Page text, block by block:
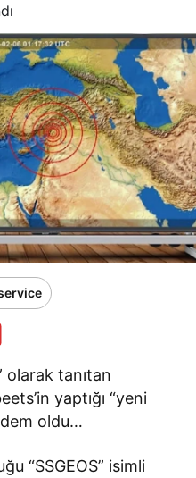
olarak tanıtan
yaptığı “yeni
oldu…
“SSGEOS” isimli